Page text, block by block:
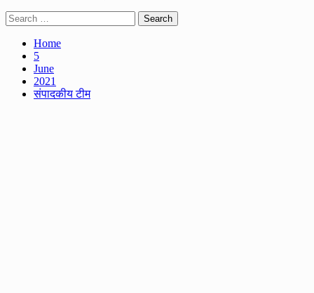
Search
for:
Home
5
June
2021
संपादकीय टीम